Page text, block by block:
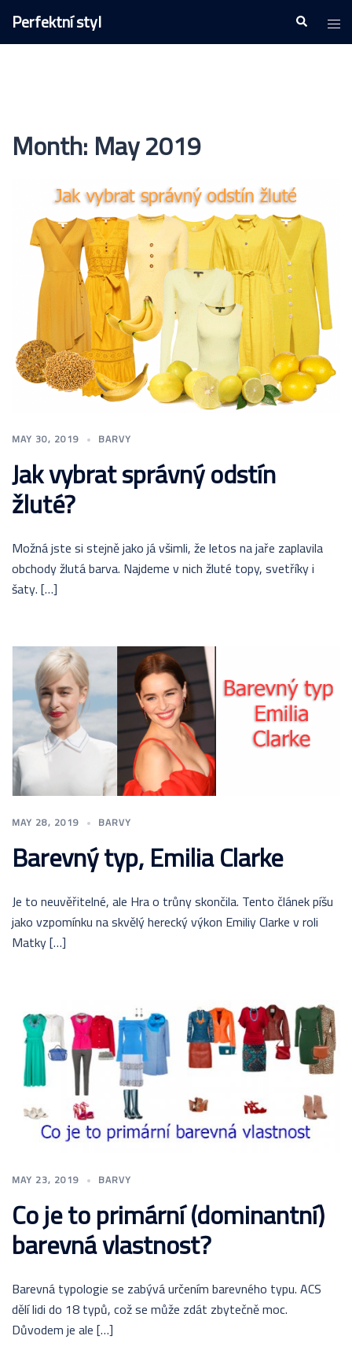
Skip
content
Perfektní styl Search
Month:May 2019
MAY 30, 2019 BARVY
Jak vybrat správný odstín
žluté?
Možná jste si stejně jako já všimli, že letos na jaře zaplavila
obchody žlutá barva. Najdeme v nich žluté topy, svetříky i
šaty. […]
MAY 28, 2019 BARVY
Barevný typ, Emilia Clarke
Je to neuvěřitelné, ale Hra o trůny skončila. Tento článek píšu
jako vzpomínku na skvělý herecký výkon Emiliy Clarke v roli
Matky […]
MAY 23, 2019 BARVY
Co je to primární (dominantní)
barevná vlastnost?
Barevná typologie se zabývá určením barevného typu. ACS
dělí lidi do 18 typů, což se může zdát zbytečně moc.
Důvodem je ale […]